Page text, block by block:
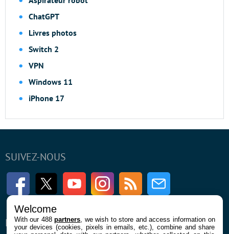
ChatGPT
Livres photos
Switch 2
VPN
Windows 11
iPhone 17
SUIVEZ-NOUS
FacebookTwitter Youtube InstagramRSS Newsletter
ENTREPRISE À PROPOS
Welcome
With our 488partners , we wish to store and access information on
your devices (cookies, pixels in emails, etc.), combine and share